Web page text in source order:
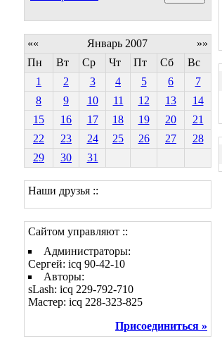
«« Январь 2007
»»
Пн
Вт Ср Чт Пт Сб
Вс
1
2 3 4 5 6
7
8
9 10 11 12 13
14
15
16 17 18 19 20
21
22
23 24 25 26 27
28
29
30 31
Наши друзья ::
Сайтом управляют ::
Администраторы:
Сергей: icq 90-42-10
Авторы:
sLash: icq 229-792-710
Мастер: icq 228-323-825
Присоединиться »